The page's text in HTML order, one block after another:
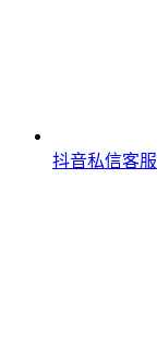
抖音私信客服